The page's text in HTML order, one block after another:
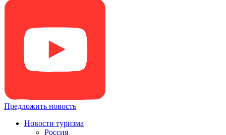
Предложить новость
Новости туризма
Россия